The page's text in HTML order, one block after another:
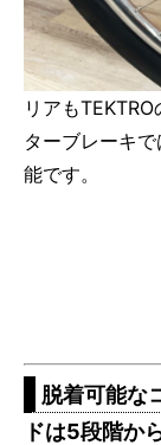
リアも
ターブレーキ
能です。
脱着可能な
ドは5段階か